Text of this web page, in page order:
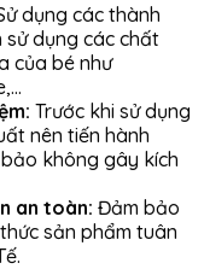
dụng các thành
dụng các chất
của bé như
Trước khi sử dụng
nên tiến hành
không gây kích
an toàn: Đảm bảo
sản phẩm tuân